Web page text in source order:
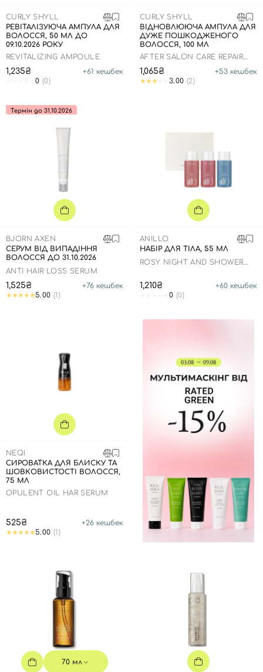
Креми для тіла з SPF
Мініатюри
Карбоксітерапія
Бʼюті гаджети
Автозасмага
Спеціальний догляд
Для дітей
Для чоловіків
Дезодоранти
Засоби для інтимної гігієни
Автозасмага для тіла
CURLY SHYLL
РЕВІТАЛІЗУЮЧА АМПУЛА ДЛЯ
ВОЛОССЯ, 50 МЛ ДО
09.10.2026 РОКУ
REVITALIZING AMPOULE
1,235₴ +61 кешбек
0 (0)
CURLY SHYLL
ВІДНОВЛЮЮЧА АМПУЛА ДЛЯ
ДУЖЕ ПОШКОДЖЕНОГО
ВОЛОССЯ, 100 МЛ
AFTER SALON CARE REPAIR
1,065₴ +53 кешбек
3.00 (2)
Термін до 31.10.2026
BJORN AXEN
СЕРУМ ВІД ВИПАДІННЯ
ВОЛОССЯ ДО 31.10.2026
ANTI HAIR LOSS SERUM
1,525₴ +76 кешбек
5.00 (1)
ANILLO
НАБІР ДЛЯ ТІЛА, 55 МЛ
ROSY NIGHT AND SHOWER
1,210₴ +60 кешбек
0 (0)
NEQI
CИРОВАТКА ДЛЯ БЛИСКУ ТА
ШОВКОВИСТОСТІ ВОЛОССЯ,
75 МЛ
OPULENT OIL HAR SERUM
525₴ +26 кешбек
5.00 (1)
70 мл